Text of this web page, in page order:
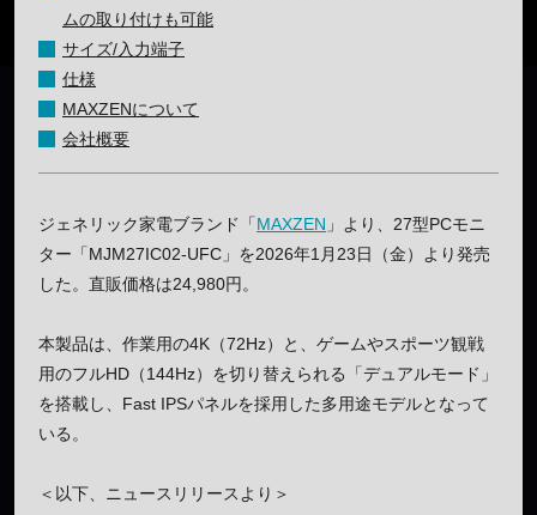
ムの取り付けも可能
サイズ/入力端子
仕様
MAXZENについて
会社概要
ジェネリック家電ブランド「MAXZEN 」より、27型PCモニ
ター「MJM27IC02-UFC」を2026年1月23日（金）より発売
した。直販価格は24,980円。
本製品は、作業用の4K（72Hz）と、ゲームやスポーツ観戦
用のフルHD（144Hz）を切り替えられる「デュアルモード」
を搭載し、Fast IPSパネルを採用した多用途モデルとなって
いる。
＜以下、ニュースリリースより＞